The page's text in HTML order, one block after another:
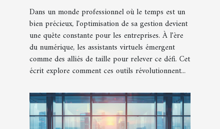
Dans un monde professionnel où le temps est un
bien précieux, l'optimisation de sa gestion devient
une quête constante pour les entreprises. À l'ère
du numérique, les assistants virtuels émergent
comme des alliés de taille pour relever ce défi. Cet
écrit explore comment ces outils révolutionnent...